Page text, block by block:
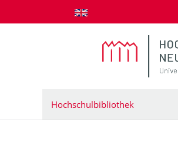
zum Inhalt springen
Hochschulbibliothek